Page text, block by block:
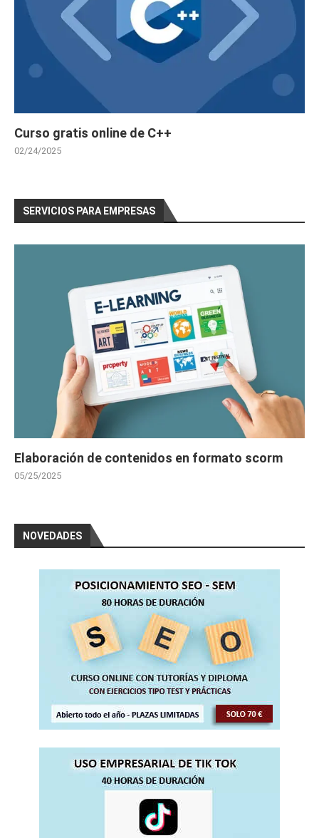
Curso gratis online de C++
02/24/2025
SERVICIOS PARA EMPRESAS
Elaboración de contenidos en formato scorm
05/25/2025
NOVEDADES